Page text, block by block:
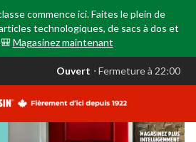
commence ici. Faites le plein de
technologiques, de sacs à dos et
Magasinez maintenant
votre
est
AB,
Ouvert ⋅ Fermeture à 22:00